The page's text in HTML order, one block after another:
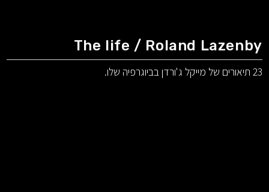
The life / Roland Lazenby
23 תיאורים של מייקל ג'ורדן בביוגרפיה שלו.